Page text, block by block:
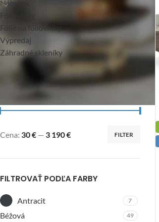
Nábytok
Fóliovníky
Fólie na fóliovníky
Výpredaj
Záhradné skleníky
FILTROVAŤ PODĽA CENY
FILTER
Cena: 30 € — 3 190 €
FILTROVAŤ PODĽA FARBY
Antracit 7
Béžová 49